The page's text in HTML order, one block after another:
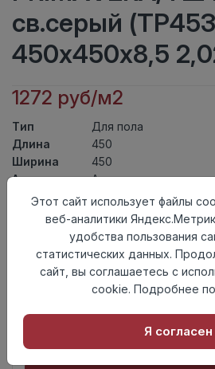
св.серый
450х450х8,5
1272 руб/м2
Тип
Для пола
Длина
450
Ширина
450
АктуальностьАктуален
Товарная
группа
Керамическая Плитка
8,5
Поверхность матовая
Страна
происхождения
Киргизия
комплекта
Осталось268 упак
Этот сайт использует файлы
веб-аналитики
удобства пользования
статистических данных.
сайт, вы соглашаетесь с
cookie. Подробнее по
Я согласен